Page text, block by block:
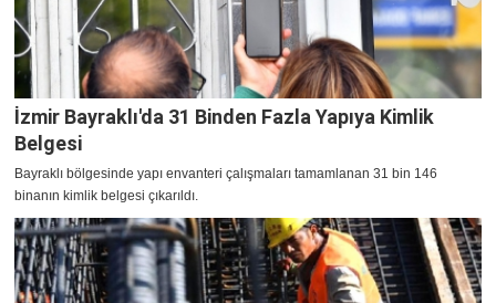
İzmir Bayraklı'da 31 Binden Fazla Yapıya Kimlik
Belgesi
Bayraklı bölgesinde yapı envanteri çalışmaları tamamlanan 31 bin 146
binanın kimlik belgesi çıkarıldı.